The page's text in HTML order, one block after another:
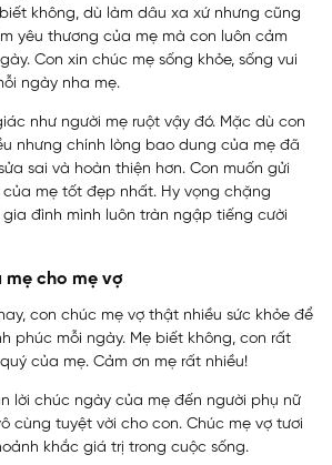
không, dù làm dâu xa xứ nhưng cũng
yêu thương của mẹ mà con luôn cảm
Con xin chúc mẹ sống khỏe, sống vui
ngày nha mẹ.
như người mẹ ruột vậy đó. Mặc dù con
nhưng chính lòng bao dung của mẹ đã
sai và hoàn thiện hơn. Con muốn gửi
mẹ tốt đẹp nhất. Hy vọng chặng
đình mình luôn tràn ngập tiếng cười
mẹ cho mẹ vợ
con chúc mẹ vợ thật nhiều sức khỏe để
phúc mỗi ngày. Mẹ biết không, con rất
của mẹ. Cảm ơn mẹ rất nhiều!
lời chúc ngày của mẹ đến người phụ nữ
cùng tuyệt vời cho con. Chúc mẹ vợ tươi
khắc giá trị trong cuộc sống.